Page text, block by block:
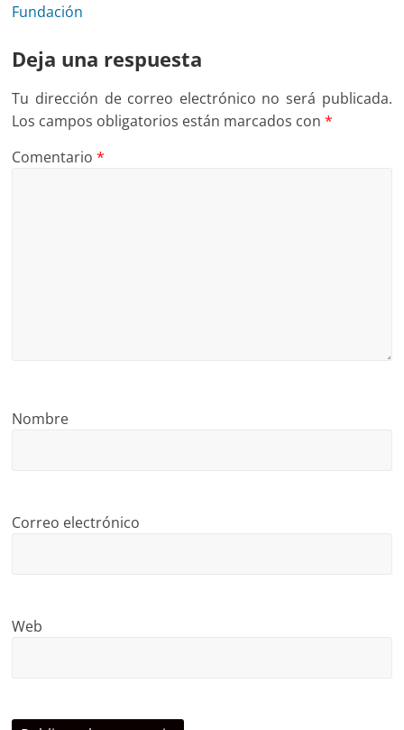
Fundación
Deja una respuesta
Tu dirección de correo electrónico no será publicada.
Los campos obligatorios están marcados con*
Comentario*
Nombre
Correo electrónico
Web